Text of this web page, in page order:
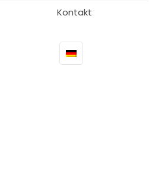
Kontakt